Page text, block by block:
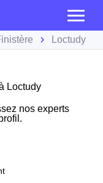
Loctudy
Loctudy
nos experts